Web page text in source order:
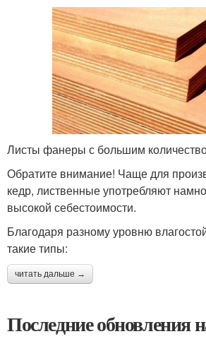
Листы фанеры с большим
Обратите внимание! Чаще для
кедр, лиственные употребляют
высокой себестоимости.
Благодаря разному уровню
такие типы:
читать дальше →
Последние обновления